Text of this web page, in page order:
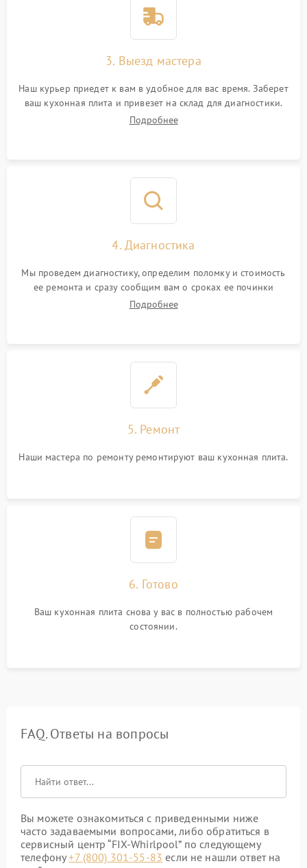
3. Выезд мастера
Наш курьер приедет к вам в удобное для вас время. Заберет
ваш кухонная плита и привезет на склад для диагностики.
Подробнее
4. Диагностика
Мы проведем диагностику, определим поломку и стоимость
ее ремонта и сразу сообщим вам о сроках ее починки
Подробнее
5. Ремонт
Наши мастера по ремонту ремонтируют ваш кухонная плита.
6. Готово
Ваш кухонная плита снова у вас в полностью рабочем
состоянии.
FAQ. Ответы на вопросы
Вы можете ознакомиться с приведенными ниже
часто задаваемыми вопросами, либо обратиться в
сервисный центр “FIX-Whirlpool” по следующему
телефону+7 (800) 301-55-83 если не нашли ответ на